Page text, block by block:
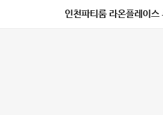
인천파티룸 라온플레이스